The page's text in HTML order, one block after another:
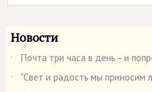
Новости
˙
Почта три часа в день – и
˙
"Свет и радость мы приносим